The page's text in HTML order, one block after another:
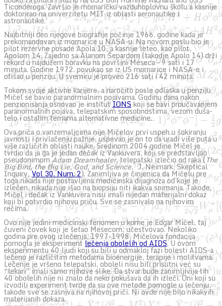
Ticonderoga. Završio je mornaričku vazduhoplovnu školu a kasnije
doktorirao na univerzitetu MIT iz oblasti aeronautike i
astronautike.
Najbitniji deo njegove biografije počinje 1966. godine kada je
prekomandovan iz mornarice u NASA-u. Na novom poslu bio je
pilot rezervne posade Apola 10, a kasnije leteo, kao pilot,
Apolom 14. Zajedno sa Alanom Šepardom (takodje Apolo 14) drži
rekord u najdužem boravku na površini Meseca – 9 sati i 17
minuta. Godine 1972. povukao se iz US mornarice i NASA-e i
otišao u penziju. U svemiru je proveo 216 sati i 42 minuta.
Tokom svoje aktivne karijere, a naročito posle odlaska u penziju
Mičel se bavio paranormalnim pojavama. Godinu dana nakon
penzionisanja osnovao je institutIONS koji se bavi proučavanjem
paranormalnih pojava, telepatskim sposobnostima, vezom duša-
telo i ostalim temama alternativne medicine.
Ova priča o vanzemaljcima nije Mičelov prvi uspeh u šokiranju
javnosti i privlačenju pažnje, uspevao je on to da uradi više puta u
više različitih oblasti nauke. Sredinom 2004 godine Mičel je
tvrdio da ja ga je jedan dečak iz Vankuvera, koji se predstavljao
pseudonimomAdam Dreamhealer,telepatskiizlečio od raka (The
Big Bird, the Big Lie, God, and Science, J. Neimark, Skeptical
Inquiry,Vol 30. Num. 2). Zanimljiva je činjenica da Mičelu pre
toga nikada nije postavljena medicinska dijagnoza od koje je
izlečen, nikada nije išao na biopsiju niti ikakva snimanja. Takođe,
Mičel i dečak iz Vankuvera nisu imali nijedan materijalni dokaz
koji bi potvrdio njihovu priču. Sve se zasnivalo na njihovim
rečima.
Ovo nije jedini medicinski fenomen u kome je Edgar Mičel, taj
čuveni čovek koji je šetao Mesecom, učestvovao. Nekoliko
godina pre ovog izlečenja, 1997-1998, Mičelova fondacija
pomogla je eksperimentlečenja obolelih od AIDS. U ovom
eksperimentu 40 ljudi koji su bili u odmakloj fazi bolesti AIDS-a
lečeno je različitim metodama bioenergije, terapije i molitvama.
Lečenje je vršeno telepatski, oboleli nisu bili prisutni već su
“lekari” imali samo njihove slike. Da stvar bude zanimljivija tih
40 obolelih nije ni znalo da neko pokušava da ih izleči. Oni koji su
izvodili experiment tvrde da su ove metode pomogle u lečenju,
takođe sve se zasniva na njihovoj priči. Ni ovde nije bilo nikakvih
materijanih dokaza.